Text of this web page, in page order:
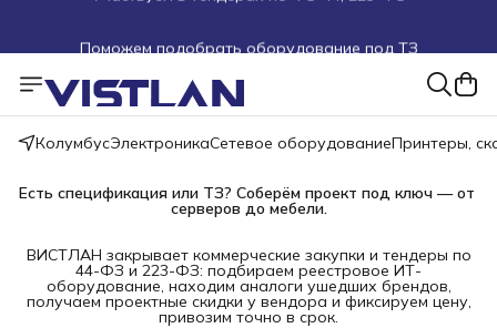
Пуско-наладочные работы
Пришлите запрос на e-mail или в чат
Более 100 000 позиций в наличии и под заказ
КолумбусЭлектроникаСетевое оборудованиеПринтеры,
Есть спецификация или ТЗ? Соберём проект под ключ — от
серверов до мебели.
ВИСТЛАН закрывает коммерческие закупки и тендеры по
44-ФЗ и 223-ФЗ: подбираем реестровое ИТ-
оборудование, находим аналоги ушедших брендов,
получаем проектные скидки у вендора и фиксируем цену,
привозим точно в срок.